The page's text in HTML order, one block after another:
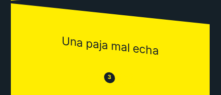
Una paja mal echa
😒 3 😂